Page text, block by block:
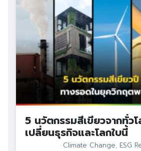
5 นวัตกรรมสีเขียวจากทั่ว
เปลี่ยนธุรกิจและโลกใบนี้
Climate Change, ESG